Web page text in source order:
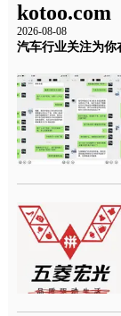
kotoo.com
2026-08-08
汽车行业关注为你